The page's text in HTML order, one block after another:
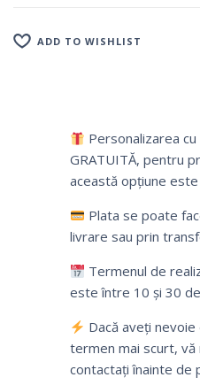
ADD TO WISHLIST
Personalizarea
GRATUITĂ, pentru
această opțiune este
Plata se poate
livrare sau prin
Termenul de
este între 10 și 30
Dacă aveți
termen mai scurt, vă
contactați înainte de